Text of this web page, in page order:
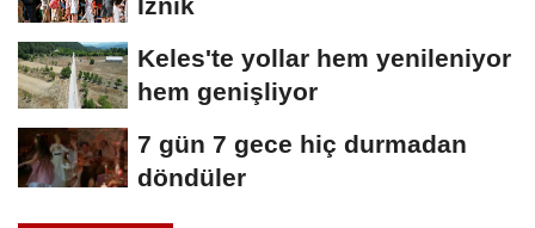
Keles'te yollar hem yenileniyor
hem genişliyor
7 gün 7 gece hiç durmadan
döndüler